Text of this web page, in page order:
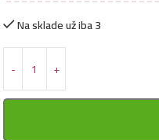
Na sklade už iba 3